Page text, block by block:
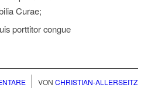
Curae;
porttitor congue
VON CHRISTIAN-ALLERSEITZ